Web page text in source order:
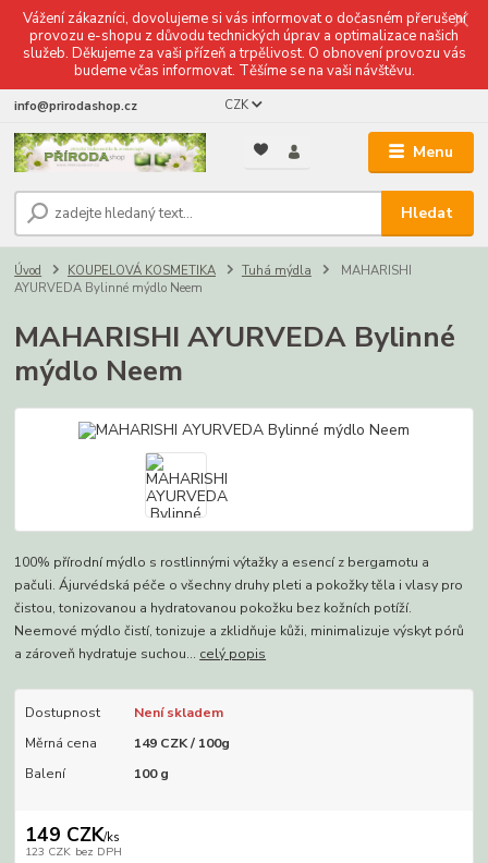
Vážení zákazníci, dovolujeme si vás informovat o dočasném přerušení
provozu e-shopu z důvodu technických úprav a optimalizace našich
služeb. Děkujeme za vaši přízeň a trpělivost. O obnovení provozu vás
budeme včas informovat. Těšíme se na vaši návštěvu.
Menu
CZK
Hledat
info@prirodashop.cz
Úvod KOUPELOVÁ KOSMETIKA Tuhá mýdla
MAHARISHI
AYURVEDA Bylinné mýdlo Neem
MAHARISHI AYURVEDA Bylinné
mýdlo Neem
100% přírodní mýdlo s rostlinnými výtažky a esencí z bergamotu a
pačuli. Ájurvédská péče o všechny druhy pleti a pokožky těla i vlasy pro
čistou, tonizovanou a hydratovanou pokožku bez kožních potíží.
Neemové mýdlo čistí, tonizuje a zklidňuje kůži, minimalizuje výskyt pórů
a zároveň hydratuje suchou... celý popis
Dostupnost
Není skladem
Měrná cena
149 CZK / 100g
Balení
100 g
149 CZK/ks
123 CZK bez DPH